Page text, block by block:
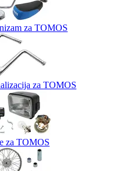
za TOMOS
za TOMOS
za TOMOS